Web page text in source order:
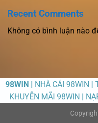
Recent Comments
Không có bình luận nào
98WIN | NHÀ CÁI 98WIN |
KHUYỄN MÃI 98WIN |